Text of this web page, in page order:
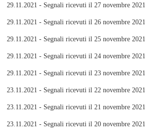
29.11.2021 - Segnali ricevuti il 27 novembre 2021
29.11.2021 - Segnali ricevuti il 26 novembre 2021
29.11.2021 - Segnali ricevuti il 25 novembre 2021
29.11.2021 - Segnali ricevuti il 24 novembre 2021
29.11.2021 - Segnali ricevuti il 23 novembre 2021
23.11.2021 - Segnali ricevuti il 22 novembre 2021
23.11.2021 - Segnali ricevuti il 21 novembre 2021
23.11.2021 - Segnali ricevuti il 20 novembre 2021